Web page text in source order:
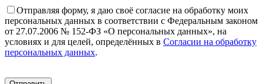
Отправляя форму, я даю своё согласие на обработку моих
персональных данных в соответствии с Федеральным законом
от 27.07.2006 № 152-ФЗ «О персональных данных», на
условиях и для целей, определённых в Согласии на обработку
персональных данных.